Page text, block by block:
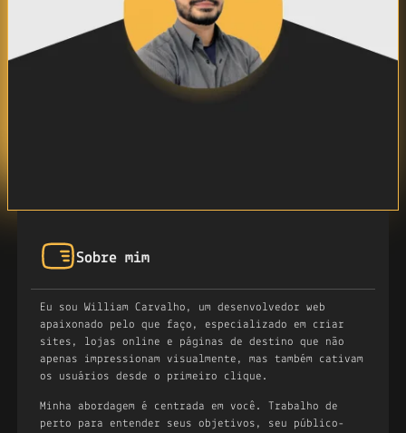
Sobre mim
Eu sou William Carvalho, um desenvolvedor web
apaixonado pelo que faço, especializado em criar
sites, lojas online e páginas de destino que não
apenas impressionam visualmente, mas também cativam
os usuários desde o primeiro clique.
Minha abordagem é centrada em você. Trabalho de
perto para entender seus objetivos, seu público-